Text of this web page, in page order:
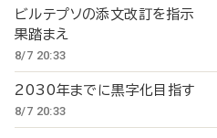
ビルテプソの添文改訂を指
果踏まえ
8/7 20:33
2030年までに黒字化目指す
8/7 20:33